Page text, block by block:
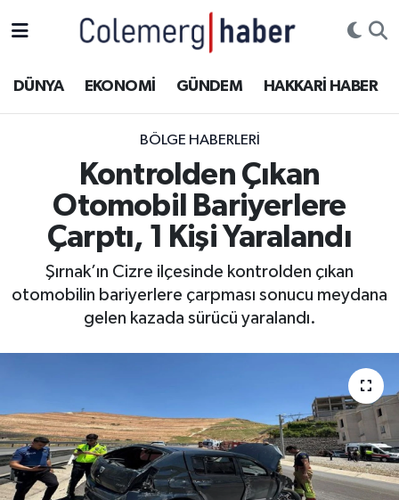
DÜNYA EKONOMİ GÜNDEM HAKKARİ HABER
BÖLGE HABERLERI
Kontrolden Çıkan
Otomobil Bariyerlere
Çarptı, 1 Kişi Yaralandı
Şırnak’ın Cizre ilçesinde kontrolden çıkan
otomobilin bariyerlere çarpması sonucu meydana
gelen kazada sürücü yaralandı.
ASAYİŞ
DOĞA
DÜNYA
EĞİTİM
Hakkari Haber
İLGİNÇ HABERLER
Hakkâri Hava Durumu
Hakkâri Trafik Yoğunluk Haritası
Süper Lig Puan Durumu ve Fikstür
Tüm Manşetler